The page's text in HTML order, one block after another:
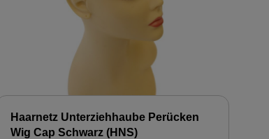
Haarnetz Unterziehhaube Perücken
Wig Cap Schwarz (HNS)